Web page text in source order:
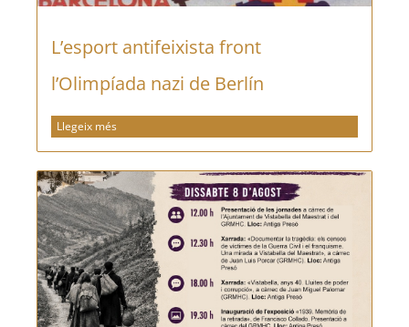
L’esport antifeixista front
l’Olimpíada nazi de Berlín
Llegeix més